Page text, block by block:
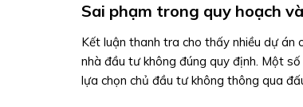
Sai phạm trong quy hoạch
Kết luận thanh tra cho thấy nhiều dự án
nhà đầu tư không đúng quy định. Một
lựa chọn chủ đầu tư không thông qua